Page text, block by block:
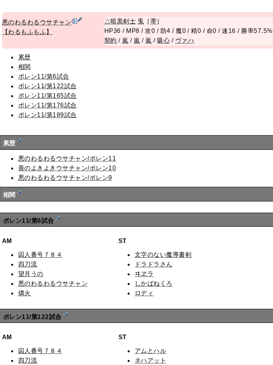
悪のわるわるウサチャン
【わるもふもふ】
△暗黒剣士 兎 ［ 帯］
HP36 / MP8 / 攻0 / 防4 / 魔0 / 精0 / 命0 / 速16 / 勝率57.5%
契約 / 嵐 / 嵐 / 嵐 /吸心 / ヴァハ
累歴
相関
ポレン11/第6試合
ポレン11/第122試合
ポレン11/第165試合
ポレン11/第176試合
ポレン11/第189試合
累歴
悪のわるわるウサチャン/ポレン11
善のよきよきウサチャン/ポレン10
悪のわるわるウサチャン/ポレン9
相関
ポレン11/第6試合
AM
囚人番号７８４
四刀流
望月うの
悪のわるわるウサチャン
燐火
ST
文字のない魔導書剣
ドラドラさん
ヰヱラ
しかばねくろ
ロディ
ポレン11/第122試合
AM
囚人番号７８４
四刀流
ST
アムとハル
ネハアット